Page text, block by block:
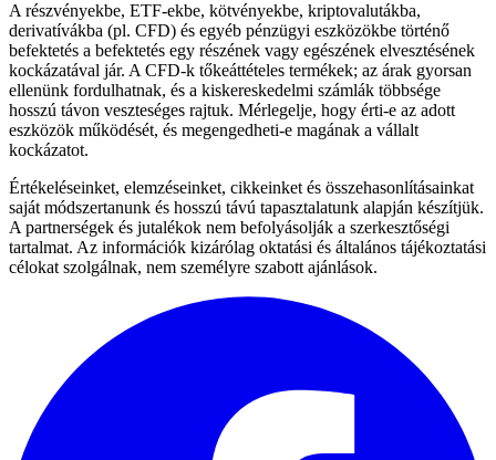
A részvényekbe, ETF-ekbe, kötvényekbe, kriptovalutákba,
derivatívákba (pl. CFD) és egyéb pénzügyi eszközökbe történő
befektetés a befektetés egy részének vagy egészének elvesztésének
kockázatával jár. A CFD-k tőkeáttételes termékek; az árak gyorsan
ellenünk fordulhatnak, és a kiskereskedelmi számlák többsége
hosszú távon veszteséges rajtuk. Mérlegelje, hogy érti-e az adott
eszközök működését, és megengedheti-e magának a vállalt
kockázatot.
Értékeléseinket, elemzéseinket, cikkeinket és összehasonlításainkat
saját módszertanunk és hosszú távú tapasztalatunk alapján készítjük.
A partnerségek és jutalékok nem befolyásolják a szerkesztőségi
tartalmat. Az információk kizárólag oktatási és általános tájékoztatási
célokat szolgálnak, nem személyre szabott ajánlások.